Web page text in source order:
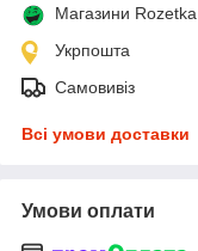
Магазини Rozetka
Укрпошта
Самовивіз
Всі умови доставки
Умови оплати